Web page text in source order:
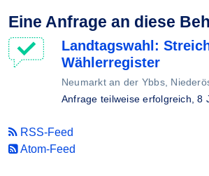
Eine Anfrage an diese
Landtagswahl:
Wählerregister
Neumarkt an der Ybbs,
Anfrage teilweise erfolgreich,8
RSS-Feed
Atom-Feed